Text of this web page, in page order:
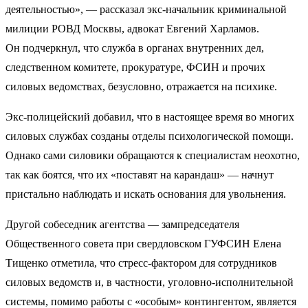
деятельностью», — рассказал экс-начальник криминальной
милиции РОВД Москвы, адвокат Евгений Харламов.
Он подчеркнул, что служба в органах внутренних дел,
следственном комитете, прокуратуре, ФСИН и прочих
силовых ведомствах, безусловно, отражается на психике.
Экс-полицейский добавил, что в настоящее время во многих
силовых службах созданы отделы психологической помощи.
Однако сами силовики обращаются к специалистам неохотно,
так как боятся, что их «поставят на карандаш» — начнут
пристально наблюдать и искать основания для увольнения.
Другой собеседник агентства — зампредседателя
Общественного совета при свердловском ГУФСИН Елена
Тищенко отметила, что стресс-фактором для сотрудников
силовых ведомств и, в частности, уголовно-исполнительной
системы, помимо работы с «особым» контингентом, является